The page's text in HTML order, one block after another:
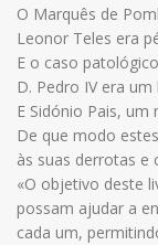
O Marquês de
Leonor Teles era
E o caso
D. Pedro IV era um
E Sidónio Pais, um
De que modo
às suas derrotas e
«O objetivo deste
possam ajudar a
cada um,